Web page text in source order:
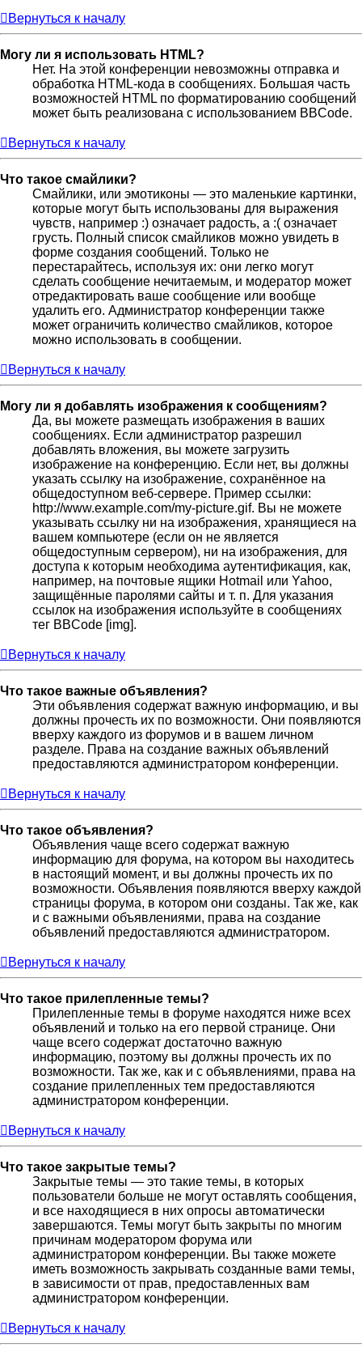
Вернуться к началу
Могу ли я использовать HTML?
Нет. На этой конференции невозможны отправка и
обработка HTML-кода в сообщениях. Большая часть
возможностей HTML по форматированию сообщений
может быть реализована с использованием BBCode.
Вернуться к началу
Что такое смайлики?
Смайлики, или эмотиконы — это маленькие картинки,
которые могут быть использованы для выражения
чувств, например :) означает радость, а :( означает
грусть. Полный список смайликов можно увидеть в
форме создания сообщений. Только не
перестарайтесь, используя их: они легко могут
сделать сообщение нечитаемым, и модератор может
отредактировать ваше сообщение или вообще
удалить его. Администратор конференции также
может ограничить количество смайликов, которое
можно использовать в сообщении.
Вернуться к началу
Могу ли я добавлять изображения к сообщениям?
Да, вы можете размещать изображения в ваших
сообщениях. Если администратор разрешил
добавлять вложения, вы можете загрузить
изображение на конференцию. Если нет, вы должны
указать ссылку на изображение, сохранённое на
общедоступном веб-сервере. Пример ссылки:
http://www.example.com/my-picture.gif. Вы не можете
указывать ссылку ни на изображения, хранящиеся на
вашем компьютере (если он не является
общедоступным сервером), ни на изображения, для
доступа к которым необходима аутентификация, как,
например, на почтовые ящики Hotmail или Yahoo,
защищённые паролями сайты и т. п. Для указания
ссылок на изображения используйте в сообщениях
тег BBCode [img].
Вернуться к началу
Что такое важные объявления?
Эти объявления содержат важную информацию, и вы
должны прочесть их по возможности. Они появляются
вверху каждого из форумов и в вашем личном
разделе. Права на создание важных объявлений
предоставляются администратором конференции.
Вернуться к началу
Что такое объявления?
Объявления чаще всего содержат важную
информацию для форума, на котором вы находитесь
в настоящий момент, и вы должны прочесть их по
возможности. Объявления появляются вверху каждой
страницы форума, в котором они созданы. Так же, как
и с важными объявлениями, права на создание
объявлений предоставляются администратором.
Вернуться к началу
Что такое прилепленные темы?
Прилепленные темы в форуме находятся ниже всех
объявлений и только на его первой странице. Они
чаще всего содержат достаточно важную
информацию, поэтому вы должны прочесть их по
возможности. Так же, как и с объявлениями, права на
создание прилепленных тем предоставляются
администратором конференции.
Вернуться к началу
Что такое закрытые темы?
Закрытые темы — это такие темы, в которых
пользователи больше не могут оставлять сообщения,
и все находящиеся в них опросы автоматически
завершаются. Темы могут быть закрыты по многим
причинам модератором форума или
администратором конференции. Вы также можете
иметь возможность закрывать созданные вами темы,
в зависимости от прав, предоставленных вам
администратором конференции.
Вернуться к началу